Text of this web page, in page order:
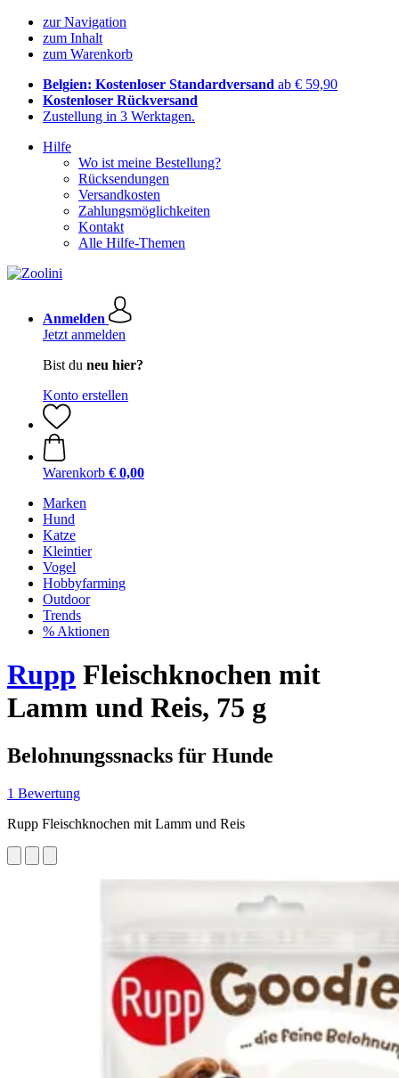
zur Navigation
zum Inhalt
zum Warenkorb
Belgien: Kostenloser Standardversand ab € 59,90
Kostenloser Rückversand
Zustellung in 3 Werktagen.
Hilfe
Wo ist meine Bestellung?
Rücksendungen
Versandkosten
Zahlungsmöglichkeiten
Kontakt
Alle Hilfe-Themen
Anmelden
Jetzt anmelden
Bist du neu hier?
Konto erstellen
Warenkorb € 0,00
Marken
Hund
Katze
Kleintier
Vogel
Hobbyfarming
Outdoor
Trends
% Aktionen
Rupp Fleischknochen mit
Lamm und Reis, 75 g
Belohnungssnacks für Hunde
1 Bewertung
Rupp Fleischknochen mit Lamm und Reis